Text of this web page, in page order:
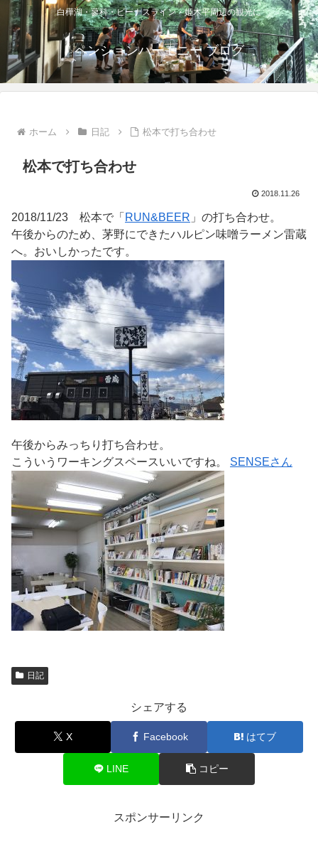
白樺湖・蓼科・ビーナスライン・姫木平周辺の観光に
ペンションハーモニー ブログ
ホーム 日記 松本で打ち合わせ
松本で打ち合わせ
2018.11.26
2018/11/23 松本で「 RUN&BEER 」の打ち合わせ。
午後からのため、茅野にできたハルピン味噌ラーメン雷蔵
へ。おいしかったです。
午後からみっちり打ち合わせ。
こういうワーキングスペースいいですね。 SENSEさん
日記
シェアする
X Facebook はてブ
LINE コピー
スポンサーリンク